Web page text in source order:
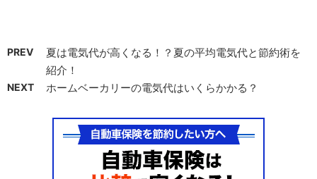
PREV
夏は電気代が高くなる！？夏の平均電気代と節約術を
紹介！
NEXT ホームベーカリーの電気代はいくらかかる？